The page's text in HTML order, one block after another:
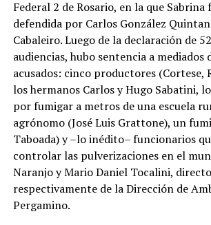
Federal 2 de Rosario, en la que
defendida por Carlos González
Cabaleiro. Luego de la declaración de
audiencias, hubo sentencia a mediados
acusados: cinco productores (Cortese,
los hermanos Carlos y Hugo Sabatini,
por fumigar a metros de una escuela
agrónomo (José Luis Grattone), un
Taboada) y –lo inédito– funcionarios
controlar las pulverizaciones en el
Naranjo y Mario Daniel Tocalini,
respectivamente de la Dirección de
Pergamino.